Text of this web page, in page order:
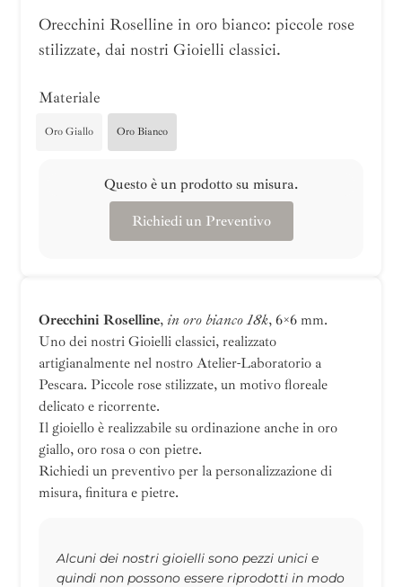
Orecchini Roselline in oro bianco: piccole rose
stilizzate, dai nostri Gioielli classici.
Materiale
Oro Giallo Oro Bianco
Questo è un prodotto su misura.
Richiedi un Preventivo
Orecchini Roselline, in oro bianco 18k, 6×6 mm.
Uno dei nostri Gioielli classici, realizzato
artigianalmente nel nostro Atelier-Laboratorio a
Pescara. Piccole rose stilizzate, un motivo floreale
delicato e ricorrente.
Il gioiello è realizzabile su ordinazione anche in oro
giallo, oro rosa o con pietre.
Richiedi un preventivo per la personalizzazione di
misura, finitura e pietre.
Alcuni dei nostri gioielli sono pezzi unici e
quindi non possono essere riprodotti in modo